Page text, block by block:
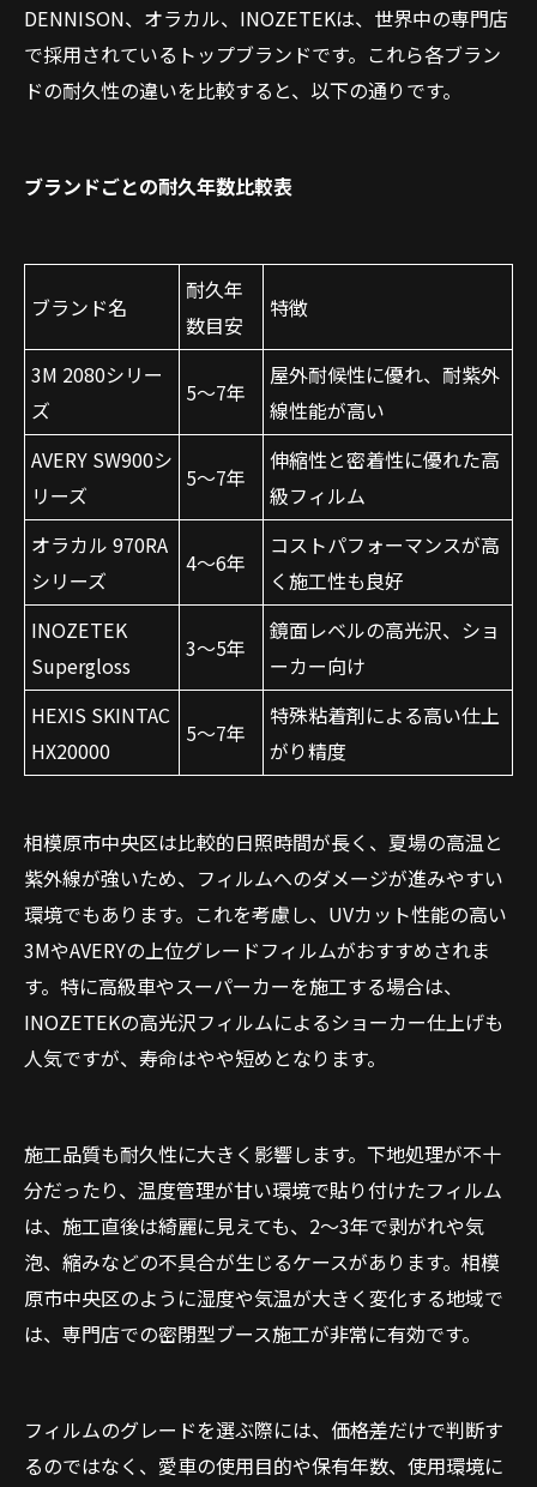
DENNISON、オラカル、INOZETEKは、世界中の専門店
で採用されているトップブランドです。これら各ブラン
ドの耐久性の違いを比較すると、以下の通りです。
ブランドごとの耐久年数比較表
ブランド名
耐久年
数目安
特徴
3M 2080シリー
ズ
5〜7年
屋外耐候性に優れ、耐紫外
線性能が高い
AVERY SW900シ
リーズ
5〜7年
伸縮性と密着性に優れた高
級フィルム
オラカル 970RA
シリーズ
4〜6年
コストパフォーマンスが高
く施工性も良好
INOZETEK
Supergloss
3〜5年
鏡面レベルの高光沢、ショ
ーカー向け
HEXIS SKINTAC
HX20000
5〜7年
特殊粘着剤による高い仕上
がり精度
相模原市中央区は比較的日照時間が長く、夏場の高温と
紫外線が強いため、フィルムへのダメージが進みやすい
環境でもあります。これを考慮し、UVカット性能の高い
3MやAVERYの上位グレードフィルムがおすすめされま
す。特に高級車やスーパーカーを施工する場合は、
INOZETEKの高光沢フィルムによるショーカー仕上げも
人気ですが、寿命はやや短めとなります。
施工品質も耐久性に大きく影響します。下地処理が不十
分だったり、温度管理が甘い環境で貼り付けたフィルム
は、施工直後は綺麗に見えても、2〜3年で剥がれや気
泡、縮みなどの不具合が生じるケースがあります。相模
原市中央区のように湿度や気温が大きく変化する地域で
は、専門店での密閉型ブース施工が非常に有効です。
フィルムのグレードを選ぶ際には、価格差だけで判断す
るのではなく、愛車の使用目的や保有年数、使用環境に